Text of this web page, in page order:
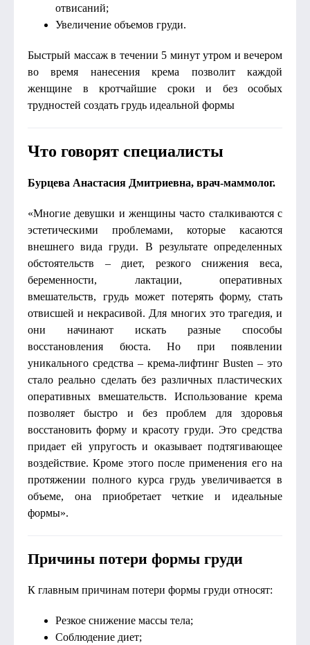
отвисаний;
Увеличение объемов груди.
Быстрый массаж в течении 5 минут утром и вечером
во время нанесения крема позволит каждой
женщине в кротчайшие сроки и без особых
трудностей создать грудь идеальной формы
Что говорят специалисты
Бурцева Анастасия Дмитриевна, врач-маммолог.
«Многие девушки и женщины часто сталкиваются с
эстетическими проблемами, которые касаются
внешнего вида груди. В результате определенных
обстоятельств – диет, резкого снижения веса,
беременности, лактации, оперативных
вмешательств, грудь может потерять форму, стать
отвисшей и некрасивой. Для многих это трагедия, и
они начинают искать разные способы
восстановления бюста. Но при появлении
уникального средства – крема-лифтинг Busten – это
стало реально сделать без различных пластических
оперативных вмешательств. Использование крема
позволяет быстро и без проблем для здоровья
восстановить форму и красоту груди. Это средства
придает ей упругость и оказывает подтягивающее
воздействие. Кроме этого после применения его на
протяжении полного курса грудь увеличивается в
объеме, она приобретает четкие и идеальные
формы».
Причины потери формы груди
К главным причинам потери формы груди относят:
Резкое снижение массы тела;
Соблюдение диет;